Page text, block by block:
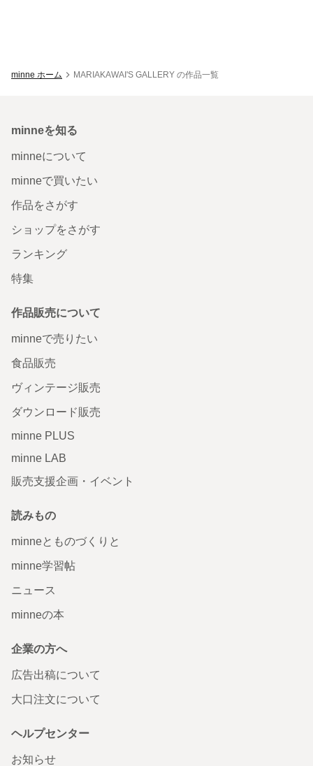
minne ホーム MARIAKAWAI'S GALLERY の作品一覧
minneを知る
minneについて
minneで買いたい
作品をさがす
ショップをさがす
ランキング
特集
作品販売について
minneで売りたい
食品販売
ヴィンテージ販売
ダウンロード販売
minne PLUS
minne LAB
販売支援企画・イベント
読みもの
minneとものづくりと
minne学習帖
ニュース
minneの本
企業の方へ
広告出稿について
大口注文について
ヘルプセンター
お知らせ